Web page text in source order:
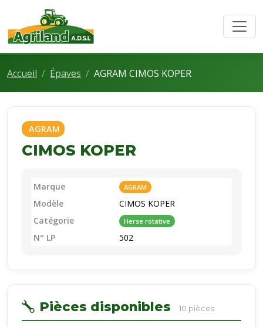
Accueil Épaves AGRAM CIMOS KOPER
AGRAM
CIMOS KOPER
Marque AGRAM
Modèle
CIMOS KOPER
Catégorie
Herse rotative
N° LP 502
Pièces disponibles 10 pièces